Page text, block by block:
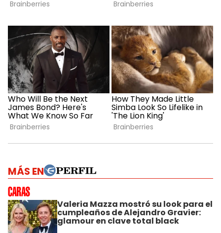
MÁS EN
Valeria Mazza mostró su look para el
cumpleaños de Alejandro Gravier:
glamour en clave total black